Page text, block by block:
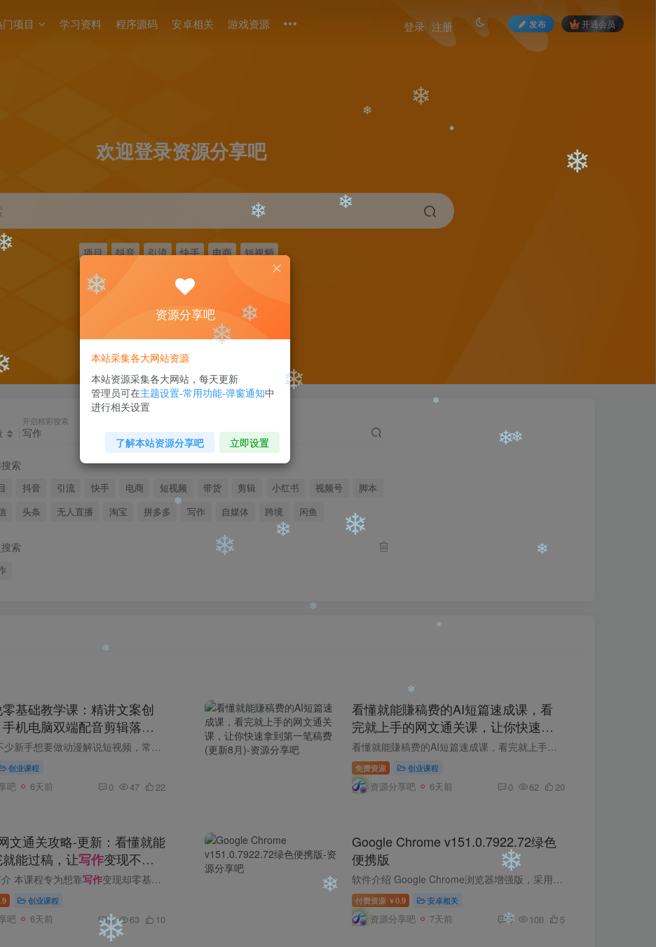
项目 学习资料 程序源码 安卓相关 游戏资源 发布 开通会员
登录 注册
欢迎登录资源分享吧
项目 抖音 引流 快手 电商 短视频
开启精彩搜索
索
抖音 引流 快手 电商 短视频 带货 剪辑 小红书 视频号
脚本
头条 无人直播 淘宝 拼多多 写作 自媒体 跨境 闲鱼
索
基础教学课：精讲文案创
机电脑双端配音剪辑落地
课程介绍 不少新手想要做动漫解说短视频，常常卡在文案无从下笔、配音生硬、剪辑杂乱等问题上，迟迟无法做出合格作品。这套动漫解说教学课程门槛低、实用性强，优先讲解爆款文案通用
创业课程
吧 6天前 0 47 22
看懂就能賺稿费的AI短篇速成课，看
完就上手的网文通关课，让你快速拿
到第一笔稿费(更新8月)
看懂就能賺稿费的AI短篇速成课，看完就上手的网文通关课，让你快速拿到第一笔稿费（更新8月） 你是不是也想靠写文賺点稿费，却一直卡在原地？想写网文、写短篇，却不知道写什么、怎么写，提笔就...
免费资源 创业课程
资源分享吧 6天前 0 62 20
文通关攻略-更新：看懂就能
能过稿，让写作变现不再
文笔
本课程专为想靠写作变现却零基础的普通人打造，是一套“看懂就能写、写完就能过稿”的AI短篇+网文通关攻略。课程从AI工具的基础操作入手，教授指令使用、角色卡设置、文风模仿等核...
创业课程
吧 6天前 0 63 10
Google Chrome v151.0.7922.72绿色
便携版
软件介绍 Google Chrome浏览器增强版，采用原版加入shuax便携式Dll劫持补丁打包而成，Chrome++增强软件模块，强制实现flash插件支持，解除Adobe Flash Player地区不相容限制和移除警告提示，增...
付费资源 ￥0.9 安卓相关
资源分享吧 7天前 0 100 5
资源分享吧
本站采集各大网站资源
本站资源采集各大网站，每天更新
管理员可在主题设置-常用功能-弹窗通知中
进行相关设置
了解本站资源分享吧 立即设置
❄
❄
❄
❄
❄
❄
❄
❄
❄
❄
❄